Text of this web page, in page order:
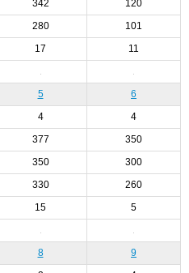
342 120
280 101
17 11
5 6
4 4
377 350
350 300
330 260
15 5
8 9